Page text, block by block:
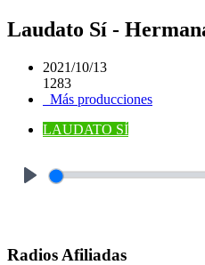
Laudato Sí -
2021/10/13
1283
Más producciones
LAUDATO SÍ
Radios Afiliadas